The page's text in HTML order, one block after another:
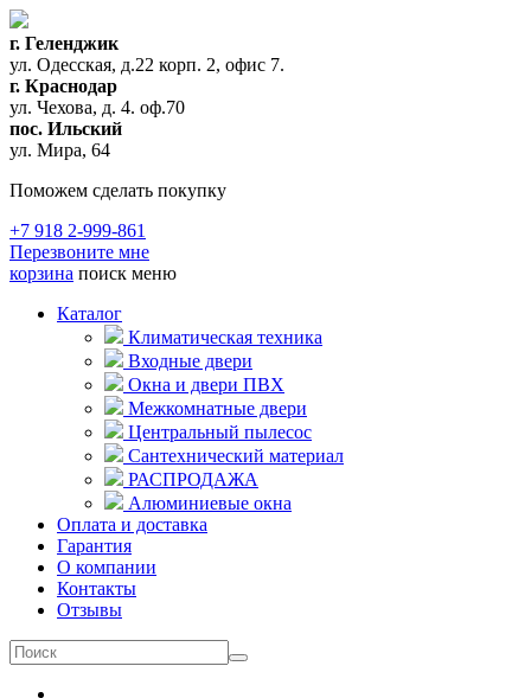
г. Геленджик
ул. Одесская, д.22 корп. 2, офис 7.
г. Краснодар
ул. Чехова, д. 4. оф.70
пос. Ильский
ул. Мира, 64
Поможем сделать покупку
+7 918 2-999-861
Перезвоните мне
корзина поиск меню
Каталог
Климатическая техника
Входные двери
Окна и двери ПВХ
Межкомнатные двери
Центральный пылесос
Сантехнический материал
РАСПРОДАЖА
Алюминиевые окна
Оплата и доставка
Гарантия
О компании
Контакты
Отзывы